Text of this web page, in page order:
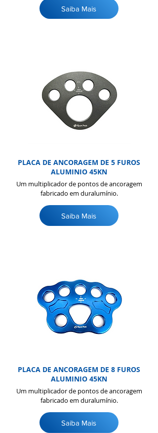
Saiba Mais
PLACA DE ANCORAGEM DE 5 FUROS
ALUMINIO 45KN
Um multiplicador de pontos de ancoragem
fabricado em duralumínio.
Saiba Mais
PLACA DE ANCORAGEM DE 8 FUROS
ALUMINIO 45KN
Um multiplicador de pontos de ancoragem
fabricado em duralumínio.
Saiba Mais